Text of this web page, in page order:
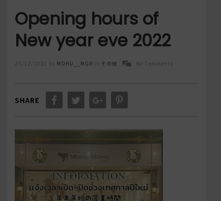
Opening hours of
New year eve 2022
Posted
25/12/2021 by MOHU__MGR in その他 No Comments
SHARE